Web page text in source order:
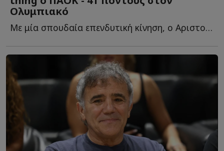
Ολυμπιακό
Με μία σπουδαία επενδυτική κίνηση, ο Αριστοτέλης Μυστακίδης κ...